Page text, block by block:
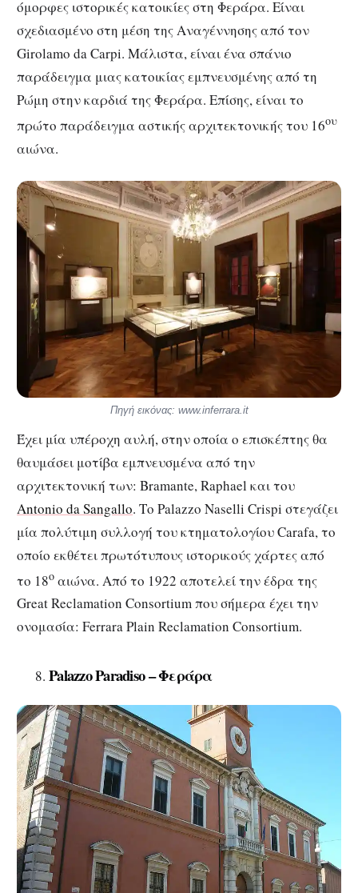
όμορφες ιστορικές κατοικίες στη Φεράρα. Είναι
σχεδιασμένο στη μέση της Αναγέννησης από τον
Girolamo da Carpi. Μάλιστα, είναι ένα σπάνιο
παράδειγμα μιας κατοικίας εμπνευσμένης από τη
Ρώμη στην καρδιά της Φεράρα. Επίσης, είναι το
πρώτο παράδειγμα αστικής αρχιτεκτονικής του 16ου
αιώνα.
Πηγή εικόνας: www.inferrara.it
Έχει μία υπέροχη αυλή, στην οποία ο επισκέπτης θα
θαυμάσει μοτίβα εμπνευσμένα από την
αρχιτεκτονική των: Bramante, Raphael και του
Antonio da Sangallo. Το Palazzo Naselli Crispi στεγάζει
μία πολύτιμη συλλογή του κτηματολογίου Carafa, το
οποίο εκθέτει πρωτότυπους ιστορικούς χάρτες από
το 18ο αιώνα. Από το 1922 αποτελεί την έδρα της
Great Reclamation Consortium που σήμερα έχει την
ονομασία: Ferrara Plain Reclamation Consortium.
Palazzo Paradiso – Φεράρα